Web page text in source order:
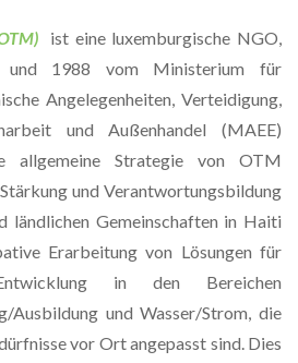
ist eine luxemburgische NGO,
und 1988 vom Ministerium für
Angelegenheiten, Verteidigung,
und Außenhandel (MAEE)
allgemeine Strategie von OTM
und Verantwortungsbildung
ländlichen Gemeinschaften in Haiti
Erarbeitung von Lösungen für
in den Bereichen
Ausbildung und Wasser/Strom, die
vor Ort angepasst sind. Dies